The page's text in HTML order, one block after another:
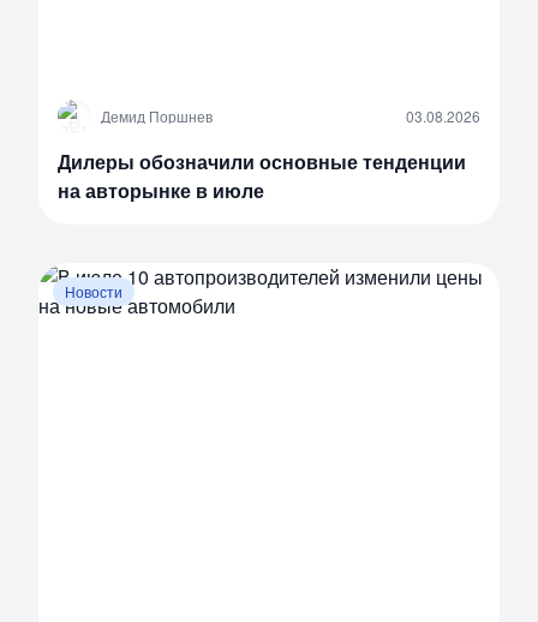
Д Демид Поршнев 03.08.2026
Дилеры обозначили основные тенденции
на авторынке в июле
Новости